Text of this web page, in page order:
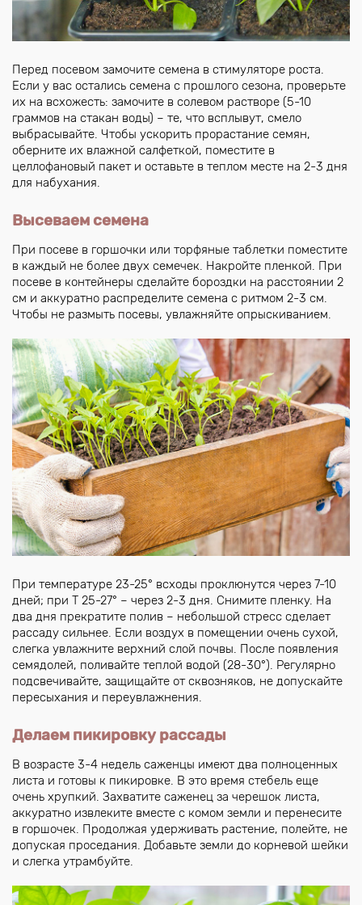
Перед посевом замочите семена в стимуляторе роста.
Если у вас остались семена с прошлого сезона, проверьте
их на всхожесть: замочите в солевом растворе (5-10
граммов на стакан воды) – те, что всплывут, смело
выбрасывайте. Чтобы ускорить прорастание семян,
оберните их влажной салфеткой, поместите в
целлофановый пакет и оставьте в теплом месте на 2-3 дня
для набухания.
Высеваем семена
При посеве в горшочки или торфяные таблетки поместите
в каждый не более двух семечек. Накройте пленкой. При
посеве в контейнеры сделайте бороздки на расстоянии 2
см и аккуратно распределите семена с ритмом 2-3 см.
Чтобы не размыть посевы, увлажняйте опрыскиванием.
При температуре 23-25° всходы проклюнутся через 7-10
дней; при Т 25-27° – через 2-3 дня. Снимите пленку. На
два дня прекратите полив – небольшой стресс сделает
рассаду сильнее. Если воздух в помещении очень сухой,
слегка увлажните верхний слой почвы. После появления
семядолей, поливайте теплой водой (28-30°). Регулярно
подсвечивайте, защищайте от сквозняков, не допускайте
пересыхания и переувлажнения.
Делаем пикировку рассады
В возрасте 3-4 недель саженцы имеют два полноценных
листа и готовы к пикировке. В это время стебель еще
очень хрупкий. Захватите саженец за черешок листа,
аккуратно извлеките вместе с комом земли и перенесите
в горшочек. Продолжая удерживать растение, полейте, не
допуская проседания. Добавьте земли до корневой шейки
и слегка утрамбуйте.